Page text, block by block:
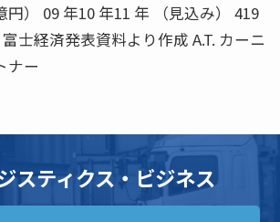
円） 09 年10 年11 年 （見込み） 419
士経済発表資料より作成 A.T. カーニ
ナー
スティクス・ビジネス